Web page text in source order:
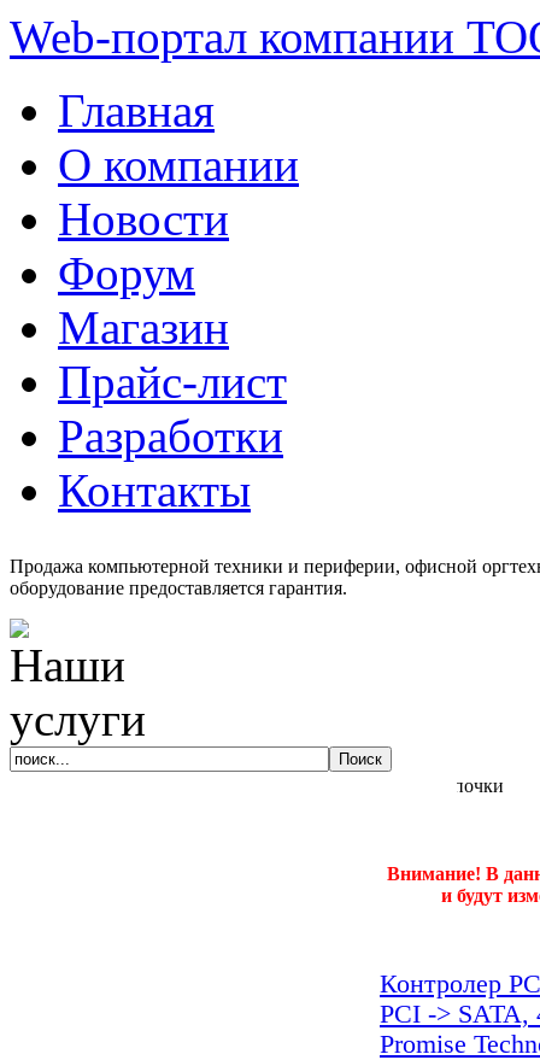
Web-портал компании
Главная
О компании
Новости
Форум
Магазин
Прайс-лист
Разработки
Контакты
Продажа компьютерной техники и периферии, офисной
оборудование предоставляется гарантия.
Внимание! В
и будут
Контролер
PCI -> SATA,
Promise